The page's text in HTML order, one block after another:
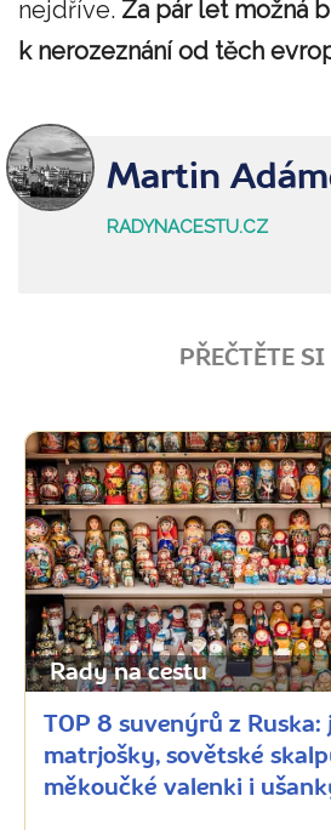
nejdříve. Za pár let možná
k nerozeznání od těch
Martin
RADYNACESTU.CZ
PŘEČTĚTE
Rady na cestu
TOP 8 suvenýrů z Ruska:
matrjošky, sovětské
měkoučké valenki i